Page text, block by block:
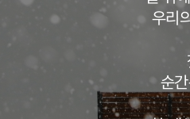
우리
순